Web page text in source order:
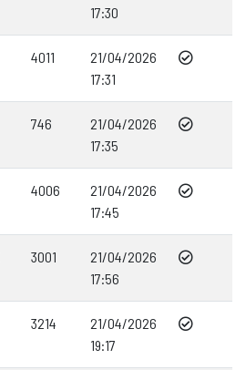
17:30
4011
21/04/2026
17:31
746
21/04/2026
17:35
4006
21/04/2026
17:45
3001
21/04/2026
17:56
3214
21/04/2026
19:17